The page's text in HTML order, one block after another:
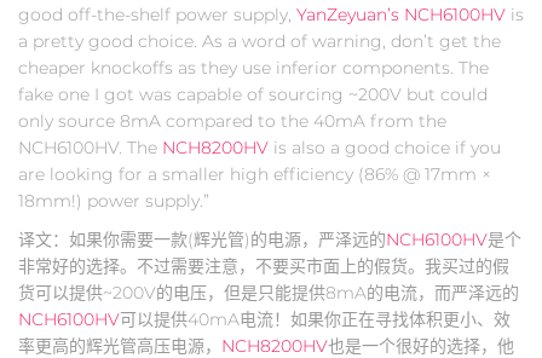
good off-the-shelf power supply, YanZeyuan’s NCH6100HV is
a pretty good choice. As a word of warning, don’t get the
cheaper knockoffs as they use inferior components. The
fake one I got was capable of sourcing ~200V but could
only source 8mA compared to the 40mA from the
NCH6100HV. The NCH8200HV is also a good choice if you
are looking for a smaller high efficiency (86% @ 17mm ×
18mm!) power supply.”
译文：如果你需要一款(辉光管)的电源，严泽远的NCH6100HV是个
非常好的选择。不过需要注意，不要买市面上的假货。我买过的假
货可以提供~200V的电压，但是只能提供8mA的电流，而严泽远的
NCH6100HV可以提供40mA电流！如果你正在寻找体积更小、效
率更高的辉光管高压电源， NCH8200HV也是一个很好的选择，他